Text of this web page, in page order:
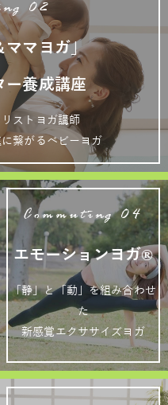
02
ママヨガ」
ー養成講座
ストヨガ講師
繋がるベビーヨガ
Commuting 04
エモーションヨガ®
「静」と「動」を組み合わせ
た
新感覚エクササイズヨガ